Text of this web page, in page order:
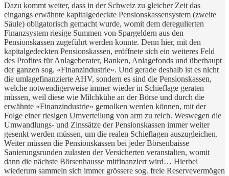
Dazu kommt weiter, dass in der Schweiz zu gleicher Zeit das
eingangs erwähnte kapitalgedeckte Pensionskassensystem (zweite
Säule) obligatorisch gemacht wurde, womit dem deregulierten
Finanzsystem riesige Summen von Spargeldern aus den
Pensionskassen zugeführt werden konnte. Denn hier, mit den
kapitalgedeckten Pensionskassen, eröffnete sich ein weiteres Feld
des Profites für Anlageberater, Banken, Anlagefonds und überhaupt
der ganzen sog. «Finanzindustrie». Und gerade deshalb ist es nicht
die umlagefinanzierte AHV, sondern es sind die Pensionskassen,
welche notwendigerweise immer wieder in Schieflage geraten
müssen, weil diese wie Milchkühe an der Börse und durch die
erwähnte «Finanzindustrie» gemolken werden können, mit der
Folge einer riesigen Umverteilung von arm zu reich. Weswegen die
Umwandlungs- und Zinssätze der Pensionskassen immer weiter
gesenkt werden müssen, um die realen Schieflagen auszugleichen.
Weiter müssen die Pensionskassen bei jeder Börsenbaisse
Sanierungsrunden zulasten der Versicherten veranstalten, womit
dann die nächste Börsenhausse mitfinanziert wird… Hierbei
wiederum sammeln sich immer grössere sog. freie Reservevermögen